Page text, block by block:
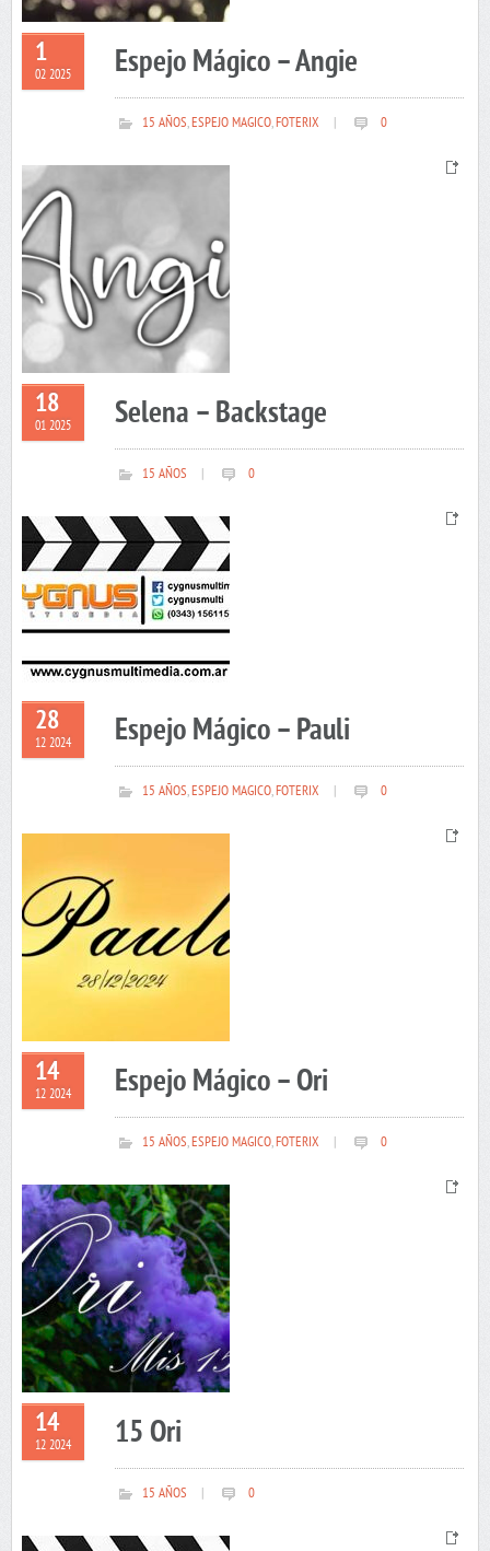
1
02 2025 Espejo Mágico – Angie
15 AÑOS,ESPEJO MAGICO,FOTERIX 0
18
01 2025 Selena – Backstage
15 AÑOS 0
28
12 2024 Espejo Mágico – Pauli
15 AÑOS,ESPEJO MAGICO,FOTERIX 0
14
12 2024 Espejo Mágico – Ori
15 AÑOS,ESPEJO MAGICO,FOTERIX 0
14
12 2024 15 Ori
15 AÑOS 0